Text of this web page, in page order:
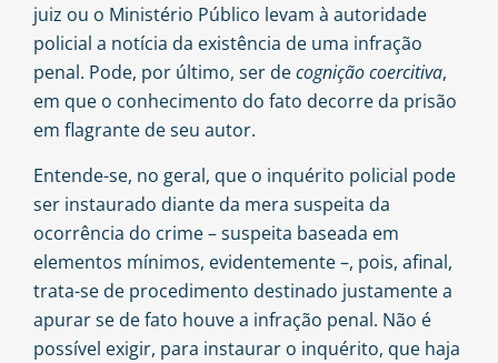
juiz ou o Ministério Público levam à autoridade
policial a notícia da existência de uma infração
penal. Pode, por último, ser decognição coercitiva,
em que o conhecimento do fato decorre da prisão
em flagrante de seu autor.
Entende-se, no geral, que o inquérito policial pode
ser instaurado diante da mera suspeita da
ocorrência do crime – suspeita baseada em
elementos mínimos, evidentemente –, pois, afinal,
trata-se de procedimento destinado justamente a
apurar se de fato houve a infração penal. Não é
possível exigir, para instaurar o inquérito, que haja